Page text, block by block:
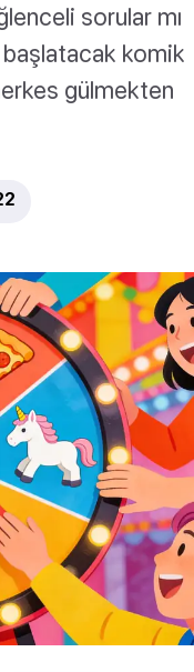
sorular mı
komik
gülmekten